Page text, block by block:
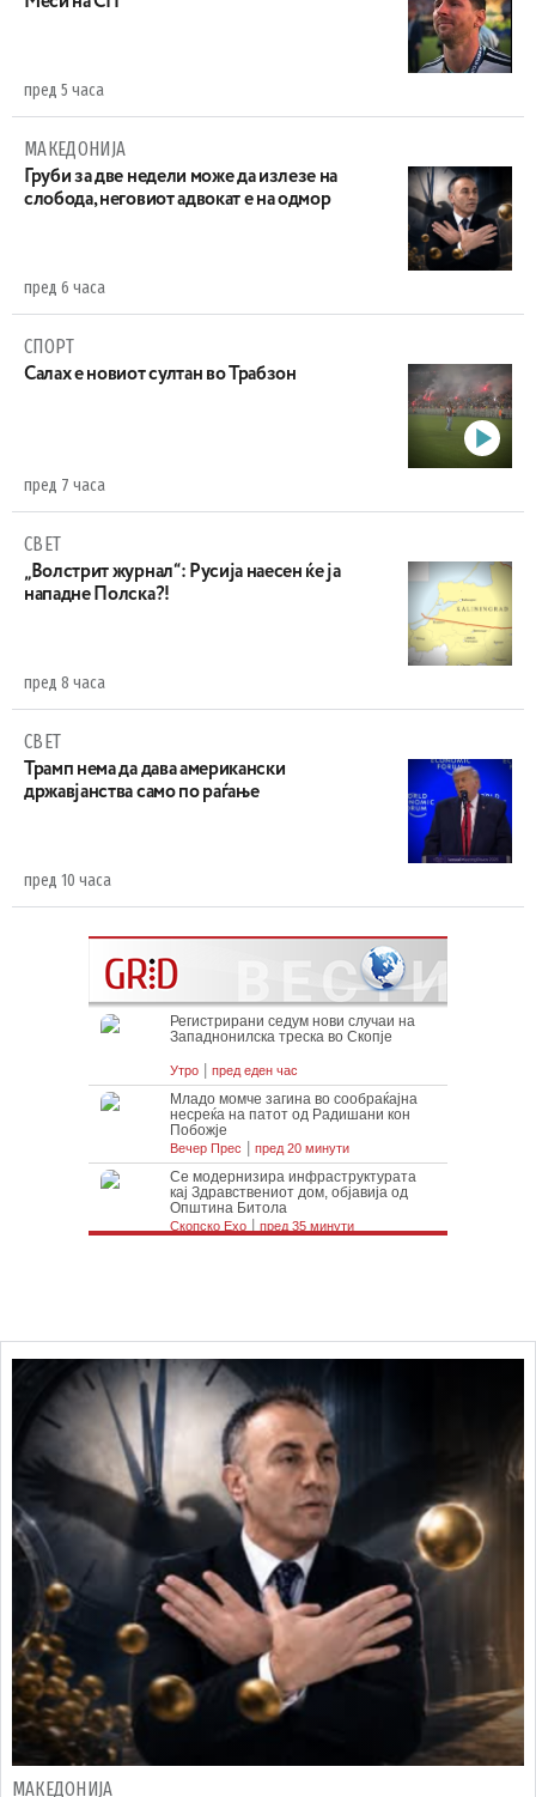
пред 5 часа
МАКЕДОНИЈА
Груби за две недели може да излезе на
слобода, неговиот адвокат е на одмор
пред 6 часа
СПОРТ
Салах е новиот султан во Трабзон
пред 7 часа
СВЕТ
„Волстрит журнал“: Русија наесен ќе ја
нападне Полска?!
пред 8 часа
СВЕТ
Трамп нема да дава американски
државјанства само по раѓање
пред 10 часа
МАКЕДОНИЈА